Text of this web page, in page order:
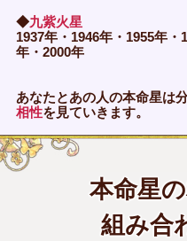
◆九紫火星
1937年・1946年・1955年
年・2000年
あなたとあの人の本命星は
相性を見ていきます。
本命星
組み合